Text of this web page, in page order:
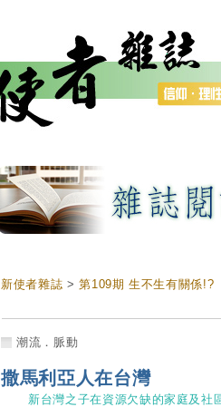
新使者雜誌 >第109期 生不生有關係!?
潮流．脈動
撒馬利亞人在台灣
新台灣之子在資源欠缺的家庭及社